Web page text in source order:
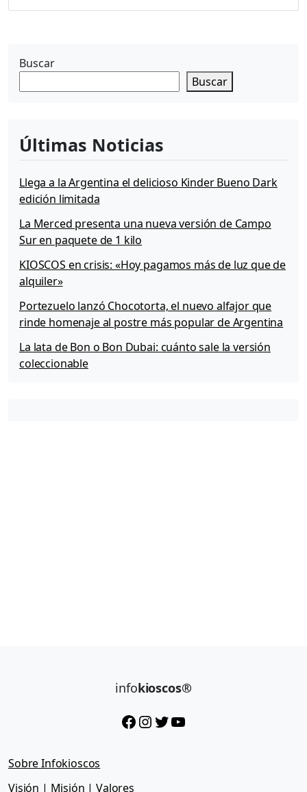
T
i
d
t
e
n
i
ó
n
Buscar
Buscar
Últimas Noticias
Llega a la Argentina el delicioso Kinder Bueno Dark
edición limitada
La Merced presenta una nueva versión de Campo
Sur en paquete de 1 kilo
KIOSCOS en crisis: «Hoy pagamos más de luz que de
alquiler»
Portezuelo lanzó Chocotorta, el nuevo alfajor que
rinde homenaje al postre más popular de Argentina
La lata de Bon o Bon Dubai: cuánto sale la versión
coleccionable
infokioscos®
Facebook InstagramTwitter YouTube
Sobre Infokioscos
Visión | Misión | Valores